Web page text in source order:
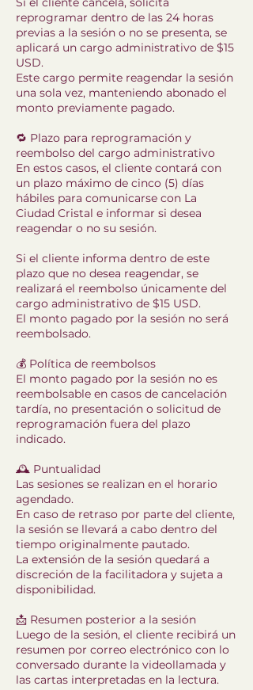
reprogramar dentro de las 24 horas
previas a la sesión o no se presenta, se
aplicará un cargo administrativo de $15
USD.
Este cargo permite reagendar la sesión
una sola vez, manteniendo abonado el
monto previamente pagado.
🔁 Plazo para reprogramación y
reembolso del cargo administrativo
En estos casos, el cliente contará con
un plazo máximo de cinco (5) días
hábiles para comunicarse con La
Ciudad Cristal e informar si desea
reagendar o no su sesión.
Si el cliente informa dentro de este
plazo que no desea reagendar, se
realizará el reembolso únicamente del
cargo administrativo de $15 USD.
El monto pagado por la sesión no será
reembolsado.
💰 Política de reembolsos
El monto pagado por la sesión no es
reembolsable en casos de cancelación
tardía, no presentación o solicitud de
reprogramación fuera del plazo
indicado.
🕰️ Puntualidad
Las sesiones se realizan en el horario
agendado.
En caso de retraso por parte del cliente,
la sesión se llevará a cabo dentro del
tiempo originalmente pautado.
La extensión de la sesión quedará a
discreción de la facilitadora y sujeta a
disponibilidad.
📩 Resumen posterior a la sesión
Luego de la sesión, el cliente recibirá un
resumen por correo electrónico con lo
conversado durante la videollamada y
las cartas interpretadas en la lectura.